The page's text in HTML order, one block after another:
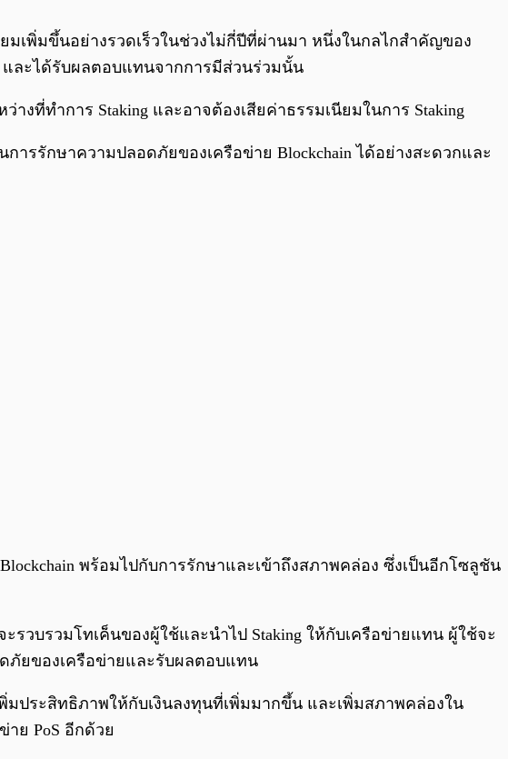
0:00 / 0:00
มเพิ่มขึ้นอย่างรวดเร็วในช่วงไม่กี่ปีที่ผ่านมา หนึ่งในกลไกสำคัญของ
และได้รับผลตอบแทนจากการมีส่วนร่วมนั้น
งที่ทำการ Staking และอาจต้องเสียค่าธรรมเนียมในการ Staking
รรักษาความปลอดภัยของเครือข่าย Blockchain ได้อย่างสะดวกและ
พร้อมไปกับการรักษาและเข้าถึงสภาพคล่อง ซึ่งเป็นอีกโซลูชัน
วบรวมโทเค็นของผู้ใช้และนำไป Staking ให้กับเครือข่ายแทน ผู้ใช้จะ
ภัยของเครือข่ายและรับผลตอบแทน
ประสิทธิภาพให้กับเงินลงทุนที่เพิ่มมากขึ้น และเพิ่มสภาพคล่องใน
าย PoS อีกด้วย